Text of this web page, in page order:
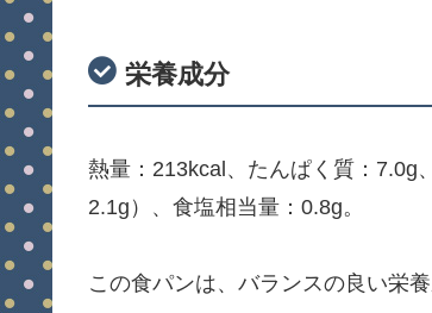
栄養成分
熱量：213kcal、たんぱく質：7.0g
2.1g）、食塩相当量：0.8g。
この食パンは、バランスの良い栄